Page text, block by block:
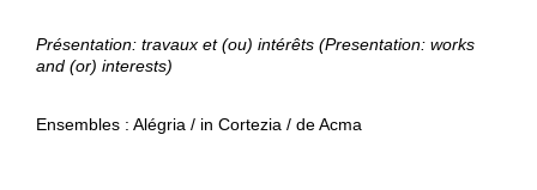
Présentation: travaux et (ou) intérêts (Presentation: works
and (or) interests)
Ensembles : Alégria / in Cortezia / de Acma